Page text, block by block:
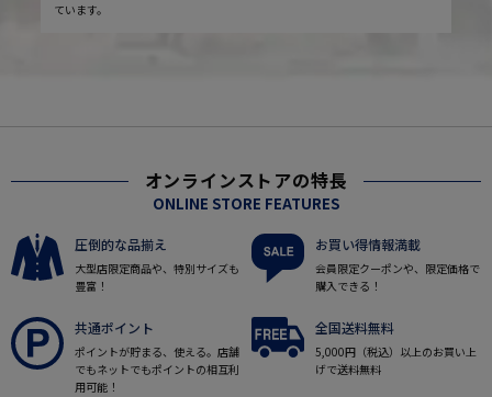
ています。
オンラインストアの特長
ONLINE STORE FEATURES
圧倒的な品揃え
大型店限定商品や、特別サイズも
豊富！
お買い得情報満載
会員限定クーポンや、限定価格で
購入できる！
共通ポイント
ポイントが貯まる、使える。店舗
でもネットでもポイントの相互利
用可能！
全国送料無料
5,000円（税込）以上のお買い上
げで送料無料